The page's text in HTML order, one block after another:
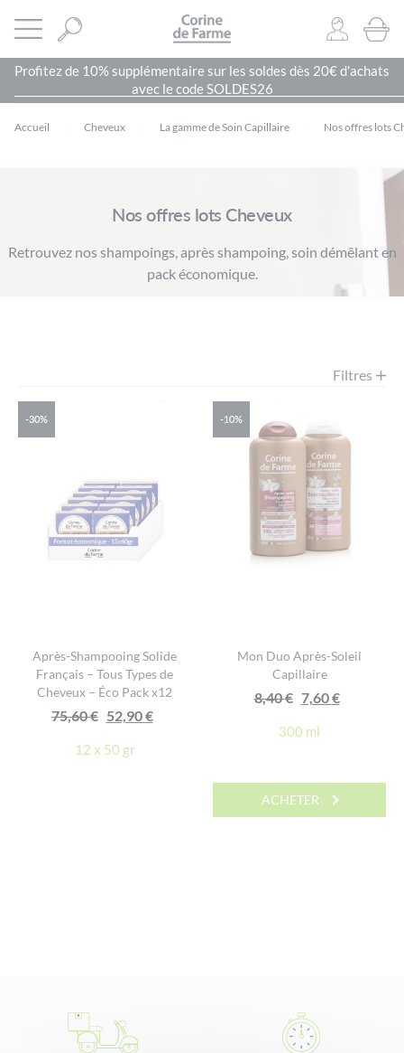
Ouvrir le menu CORINE DE FARME SITE OFFICIEL
0
Profitez de 10% supplémentaire sur les soldes dès 20€ d'achats
avec le code SOLDES26
Accueil Cheveux La gamme de Soin Capillaire Nos offres lots
Nos offres lots Cheveux
Retrouvez nos shampoings, après shampoing, soin démêlant en
pack économique.
Filtres
-30%
Après-Shampooing Solide
Français – Tous Types de
Cheveux – Éco Pack x12
75,60€ Le
initial
52,90€
12 x 50 gr
-10%
Mon Duo Après-Soleil
Capillaire
8,40€ Le
initial
8,40 €.
7,60€
7,60 €.
300 ml
ACHETER